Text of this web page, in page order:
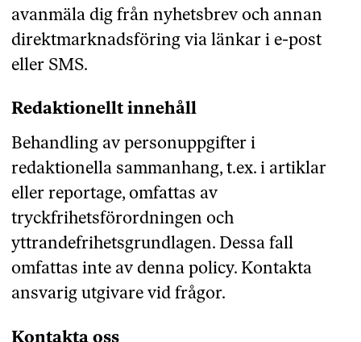
avanmäla dig från nyhetsbrev och annan
direktmarknadsföring via länkar i e-post
eller SMS.
Redaktionellt innehåll
Behandling av personuppgifter i
redaktionella sammanhang, t.ex. i artiklar
eller reportage, omfattas av
tryckfrihetsförordningen och
yttrandefrihetsgrundlagen. Dessa fall
omfattas inte av denna policy. Kontakta
ansvarig utgivare vid frågor.
Kontakta oss